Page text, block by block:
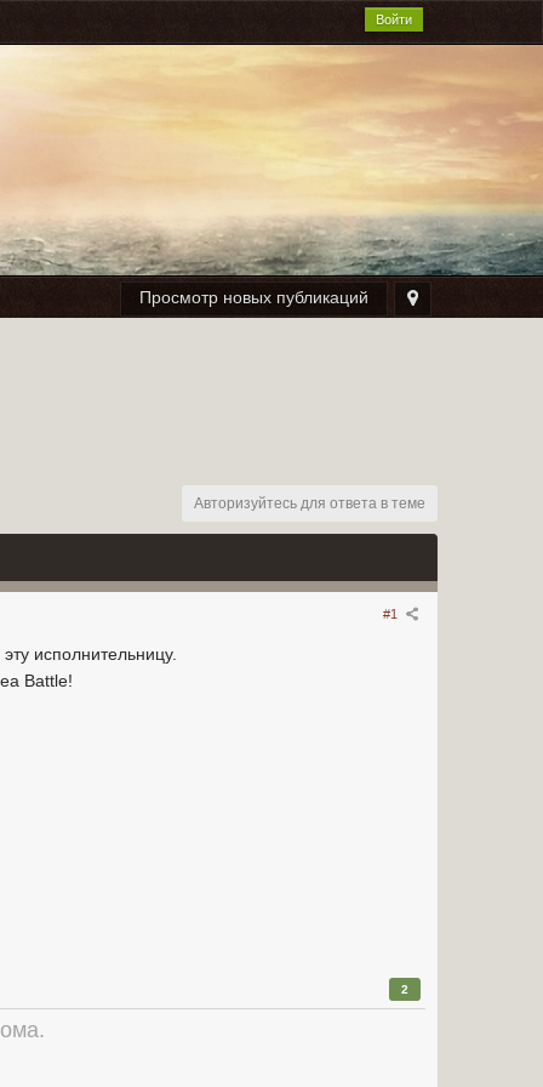
Войти
Просмотр новых публикаций
Авторизуйтесь для ответа в теме
#1
исполнительницу.
Battle!
2